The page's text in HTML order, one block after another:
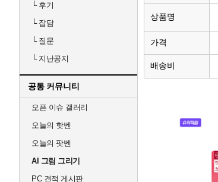
└후기
└잡담
└질문
└지난공지
공통 커뮤니티
오픈 이슈 갤러리
오늘의 핫벤
오늘의 팟벤
AI 그림 그리기
PC 견적 게시판
상품명
가격
배송비